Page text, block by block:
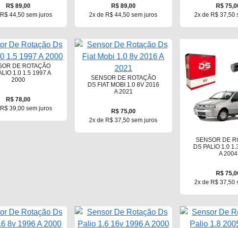
R$ 89,00
44,50 sem juros
R$ 89,00
2x de R$ 44,50 sem juros
R$
2x de R$ 37,50
DE ROTAÇÃO
1.0 1.5 1997 A
2000
R$ 78,00
39,00 sem juros
SENSOR DE ROTAÇÃO
DS FIAT MOBI 1.0 8V 2016
A 2021
R$ 75,00
2x de R$ 37,50 sem juros
SENSOR DE
DS PALIO 1.0
A 2004
R$
2x de R$ 37,50